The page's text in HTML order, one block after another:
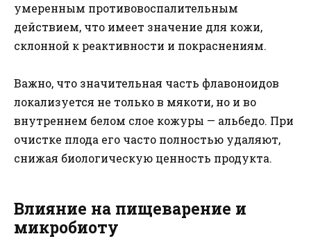
умеренным противовоспалительным
действием, что имеет значение для кожи,
склонной к реактивности и покраснениям.
Важно, что значительная часть флавоноидов
локализуется не только в мякоти, но и во
внутреннем белом слое кожуры — альбедо. При
очистке плода его часто полностью удаляют,
снижая биологическую ценность продукта.
Влияние на пищеварение и
микробиоту